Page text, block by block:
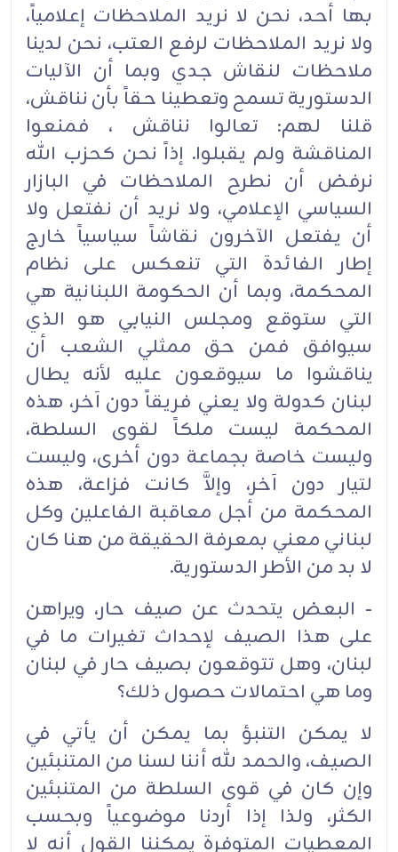
بها أحد، نحن لا نريد الملاحظات إعلامياً،
ولا نريد الملاحظات لرفع العتب، نحن لدينا
ملاحظات لنقاش جدي وبما أن الآليات
الدستورية تسمح وتعطينا حقاً بأن نناقش،
قلنا لهم: تعالوا نناقش ، فمنعوا
المناقشة ولم يقبلوا. إذاً نحن كحزب الله
نرفض أن نطرح الملاحظات في البازار
السياسي الإعلامي، ولا نريد أن نفتعل ولا
أن يفتعل الآخرون نقاشاً سياسياً خارج
إطار الفائدة التي تنعكس على نظام
المحكمة، وبما أن الحكومة اللبنانية هي
التي ستوقع ومجلس النيابي هو الذي
سيوافق فمن حق ممثلي الشعب أن
يناقشوا ما سيوقعون عليه لأنه يطال
لبنان كدولة ولا يعني فريقاً دون آخر، هذه
المحكمة ليست ملكاً لقوى السلطة،
وليست خاصة بجماعة دون أخرى، وليست
لتيار دون آخر، وإلاَّ كانت فزاعة، هذه
المحكمة من أجل معاقبة الفاعلين وكل
لبناني معني بمعرفة الحقيقة من هنا كان
لا بد من الأطر الدستورية.
- البعض يتحدث عن صيف حار، ويراهن
على هذا الصيف لإحداث تغيرات ما في
لبنان، وهل تتوقعون بصيف حار في لبنان
وما هي احتمالات حصول ذلك؟
لا يمكن التنبؤ بما يمكن أن يأتي في
الصيف، والحمد لله أننا لسنا من المتنبئين
وإن كان في قوى السلطة من المتنبئين
الكثر، ولذا إذا أردنا موضوعياً وبحسب
المعطيات المتوفرة يمكننا القول أنه لا